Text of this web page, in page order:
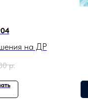
на ДР
р.